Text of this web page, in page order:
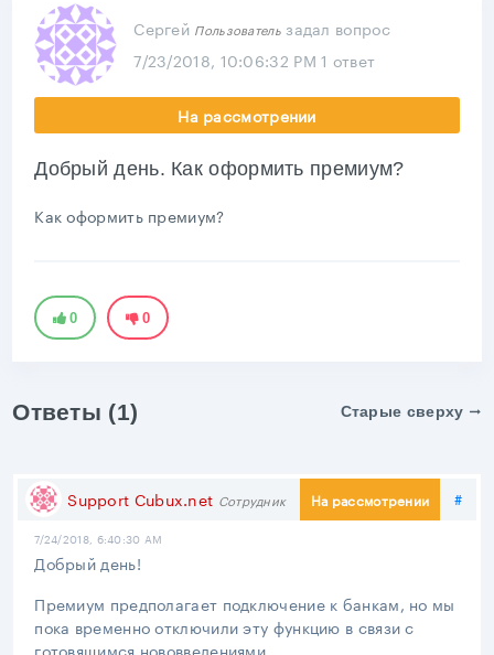
Сергей Пользователь задал вопрос
7/23/2018, 10:06:32 PM 1 ответ
На рассмотрении
Добрый день. Как оформить премиум?
Как оформить премиум?
0 0
Ответы (1) Старые сверху
Support Cubux.net Сотрудник На рассмотрении #
7/24/2018, 6:40:30 AM
Добрый день!
Премиум предполагает подключение к банкам, но мы
пока временно отключили эту функцию в связи с
готовящимся нововведениями.